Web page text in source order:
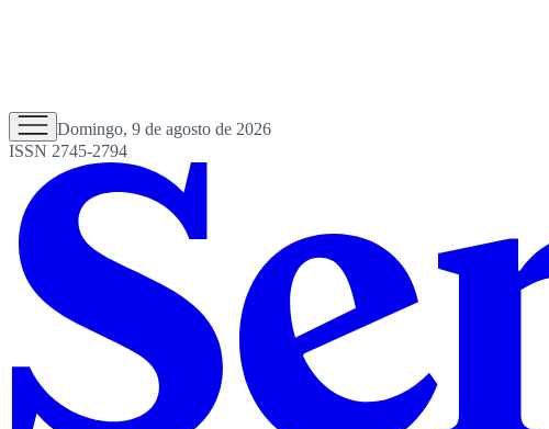
Domingo, 9 de agosto de 2026
ISSN 2745-2794